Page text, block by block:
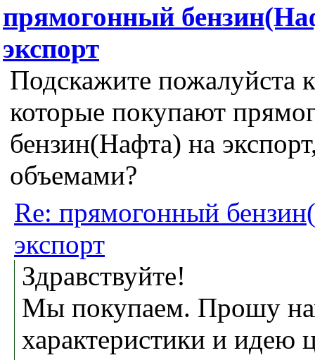
прямогонный
экспорт
Подскажите пожалуйста
которые покупают
бензин(Нафта) на
объемами?
Re: прямогонный
экспорт
Здравствуйте!
Мы покупаем. Прошу
характеристики и